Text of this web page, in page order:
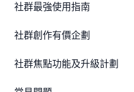
社群最強使用指南
社群創作有價企劃
社群焦點功能及升級計劃